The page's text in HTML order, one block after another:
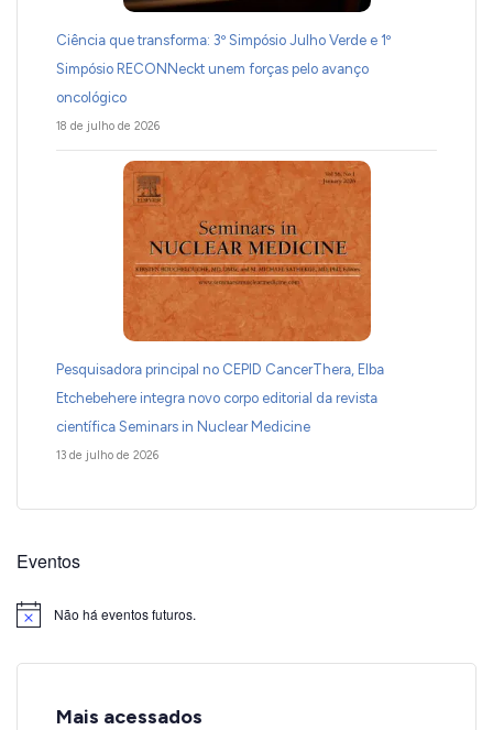
Ciência que transforma: 3º Simpósio Julho Verde e 1º
Simpósio RECONNeckt unem forças pelo avanço
oncológico
18 de julho de 2026
Pesquisadora principal no CEPID CancerThera, Elba
Etchebehere integra novo corpo editorial da revista
científica Seminars in Nuclear Medicine
13 de julho de 2026
Eventos
Notice Não há eventos futuros.
Mais acessados